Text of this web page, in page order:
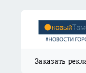
Заказать